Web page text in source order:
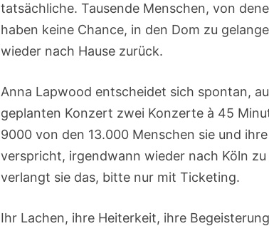
tatsächliche. Tausende Menschen, von
haben keine Chance, in den Dom zu
wieder nach Hause zurück.
Anna Lapwood entscheidet sich spontan,
geplanten Konzert zwei Konzerte à 45
9000 von den 13.000 Menschen sie und
verspricht, irgendwann wieder nach Köln
verlangt sie das, bitte nur mit Ticketing.
Ihr Lachen, ihre Heiterkeit, ihre